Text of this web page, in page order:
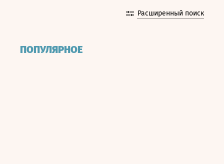
Расширенный поиск
ПОПУЛЯРНОЕ